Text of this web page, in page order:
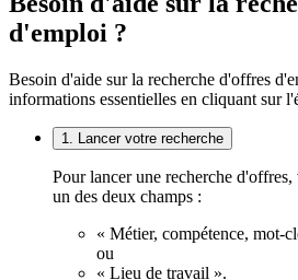
d'emploi ?
Besoin d'aide sur la recherche d'offres
informations essentielles en cliquant sur
1. Lancer votre recherche
Pour lancer une recherche
un des deux champs :
« Métier, compétence, mot-
ou
« Lieu de travail ».